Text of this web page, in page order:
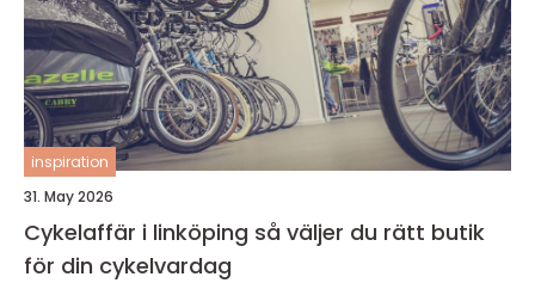
inspiration
31. May 2026
Cykelaffär i linköping så väljer du rätt butik
för din cykelvardag